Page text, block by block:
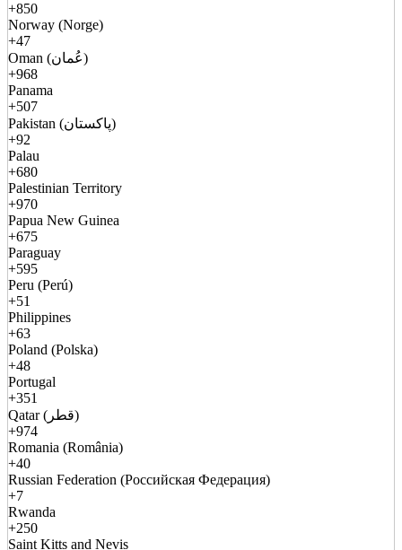
+850
Norway (Norge)
+47
Oman (عُمان)
+968
Panama
+507
Pakistan (پاکستان)
+92
Palau
+680
Palestinian Territory
+970
Papua New Guinea
+675
Paraguay
+595
Peru (Perú)
+51
Philippines
+63
Poland (Polska)
+48
Portugal
+351
Qatar (قطر)
+974
Romania (România)
+40
Russian Federation (Российская Федерация)
+7
Rwanda
+250
Saint Kitts and Nevis